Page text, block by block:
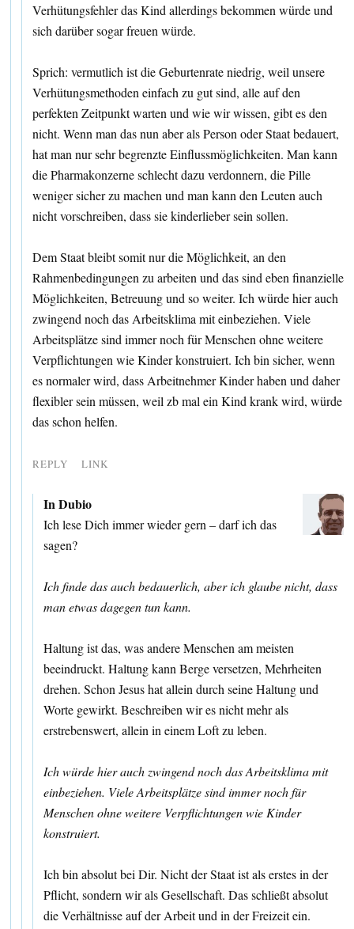
Verhütungsfehler das Kind allerdings bekommen würde und
sich darüber sogar freuen würde.
Sprich: vermutlich ist die Geburtenrate niedrig, weil unsere
Verhütungsmethoden einfach zu gut sind, alle auf den
perfekten Zeitpunkt warten und wie wir wissen, gibt es den
nicht. Wenn man das nun aber als Person oder Staat bedauert,
hat man nur sehr begrenzte Einflussmöglichkeiten. Man kann
die Pharmakonzerne schlecht dazu verdonnern, die Pille
weniger sicher zu machen und man kann den Leuten auch
nicht vorschreiben, dass sie kinderlieber sein sollen.
Dem Staat bleibt somit nur die Möglichkeit, an den
Rahmenbedingungen zu arbeiten und das sind eben finanzielle
Möglichkeiten, Betreuung und so weiter. Ich würde hier auch
zwingend noch das Arbeitsklima mit einbeziehen. Viele
Arbeitsplätze sind immer noch für Menschen ohne weitere
Verpflichtungen wie Kinder konstruiert. Ich bin sicher, wenn
es normaler wird, dass Arbeitnehmer Kinder haben und daher
flexibler sein müssen, weil zb mal ein Kind krank wird, würde
das schon helfen.
REPLY LINK
In Dubio
Ich lese Dich immer wieder gern – darf ich das
sagen?
Ich finde das auch bedauerlich, aber ich glaube nicht, dass
man etwas dagegen tun kann.
Haltung ist das, was andere Menschen am meisten
beeindruckt. Haltung kann Berge versetzen, Mehrheiten
drehen. Schon Jesus hat allein durch seine Haltung und
Worte gewirkt. Beschreiben wir es nicht mehr als
erstrebenswert, allein in einem Loft zu leben.
Ich würde hier auch zwingend noch das Arbeitsklima mit
einbeziehen. Viele Arbeitsplätze sind immer noch für
Menschen ohne weitere Verpflichtungen wie Kinder
konstruiert.
Ich bin absolut bei Dir. Nicht der Staat ist als erstes in der
Pflicht, sondern wir als Gesellschaft. Das schließt absolut
die Verhältnisse auf der Arbeit und in der Freizeit ein.